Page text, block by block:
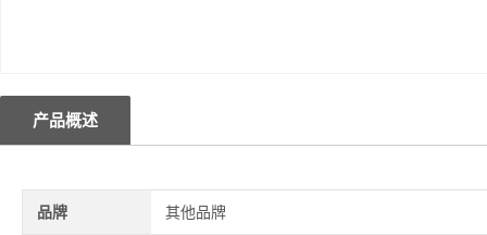
产品概述
品牌 其他品牌